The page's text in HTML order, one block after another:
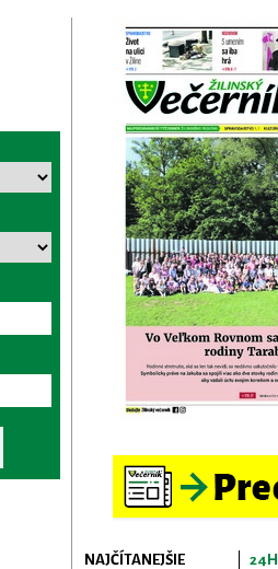
NAJČÍTANEJŠIE 24H